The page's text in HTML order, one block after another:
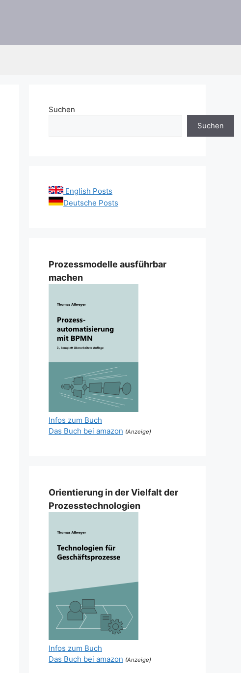
Suchen
Suchen
English Posts
Deutsche Posts
Prozessmodelle ausführbar
machen
Infos zum Buch
Das Buch bei amazon (Anzeige)
Orientierung in der Vielfalt der
Prozesstechnologien
Infos zum Buch
Das Buch bei amazon (Anzeige)